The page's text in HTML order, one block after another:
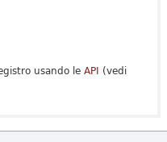
usando le API (vedi